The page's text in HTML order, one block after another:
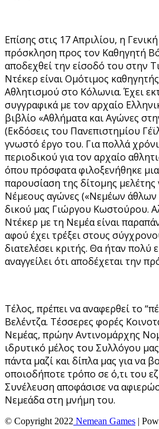
Επίσης στις 17 Απριλίου, η
πρόσκληση προς τον Καθηγητή
αποδεχθεί την είσοδό του στην
Ντέκερ είναι Ομότιμος
Αθλητισμού στο Κόλωνια. Έχει
συγγραφικά με τον αρχαίο
βιβλίο «Αθλήματα και Αγώνες
(Εκδόσεις του Πανεπιστημίου
γνωστό έργο του. Για πολλά
περιοδικού για τον αρχαίο
όπου πρόσφατα φιλοξενήθηκε
παρουσίαση της δίτομης μελέτης
Νέμεους αγώνες («Νεμέων άθλων
δικού μας Γιώργου Κωστούρου.
Ντέκερ με τη Νεμέα είναι
αφού έχει τρέξει στους
διατελέσει κριτής. Θα ήταν πολύ
αναγγείλει ότι αποδέχεται την
Τέλος, πρέπει να αναφερθεί το
Βελέντζα. Τέσσερες φορές
Νεμέας, πρώην Αντινομάρχης
ιδρυτικό μέλος του Συλλόγου
πάντα μαζί και δίπλα μας για να
οποιοδήποτε τρόπο σε ό,τι του
Συνέλευση αποφάσισε να
Νεμεάδα στη μνήμη του.
© Copyright 2022 Nemean Games |